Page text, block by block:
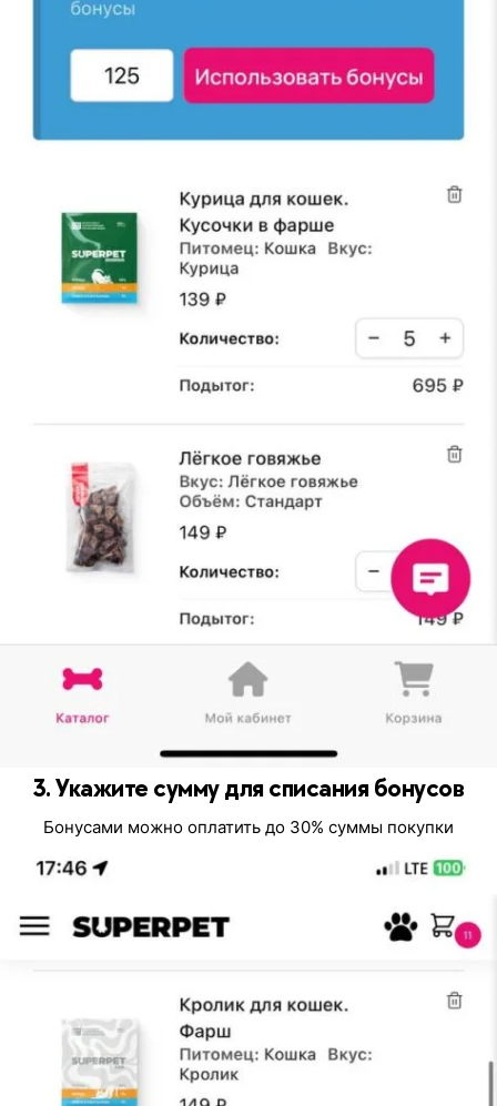
3. Укажите сумму для списания бонусов
Бонусами можно оплатить до 30% суммы покупки